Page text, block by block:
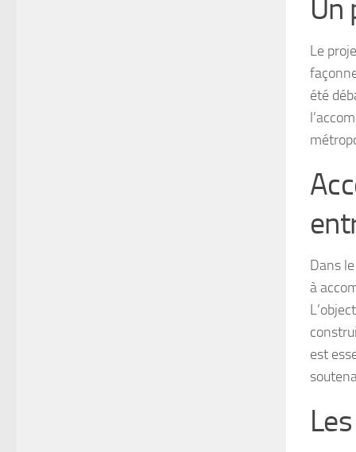
Un
Le
été
Dans
à
est